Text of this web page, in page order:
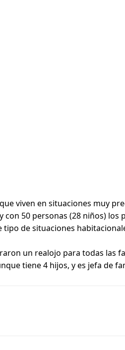
viven en situaciones muy
50 personas (28 niños) los
de situaciones
un realojo para todas las
tiene 4 hijos, y es jefa de